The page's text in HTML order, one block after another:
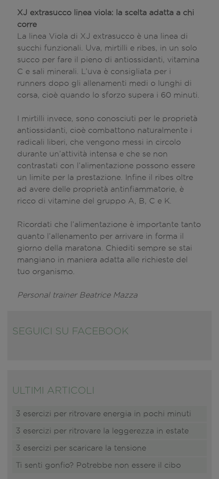
XJ extrasucco linea viola: la scelta adatta a chi
corre
La linea Viola di XJ extrasucco è una linea di
succhi funzionali. Uva, mirtilli e ribes, in un solo
succo per fare il pieno di antiossidanti, vitamina
C e sali minerali. L’uva è consigliata per i
runners dopo gli allenamenti medi o lunghi di
corsa, cioè quando lo sforzo supera i 60 minuti.
I mirtilli invece, sono conosciuti per le proprietà
antiossidanti, cioè combattono naturalmente i
radicali liberi, che vengono messi in circolo
durante un’attività intensa e che se non
contrastati con l’alimentazione possono essere
un limite per la prestazione. Infine il ribes oltre
ad avere delle proprietà antinfiammatorie, è
ricco di vitamine del gruppo A, B, C e K.
Ricordati che l’alimentazione è importante tanto
quanto l’allenamento per arrivare in forma il
giorno della maratona. Chiediti sempre se stai
mangiano in maniera adatta alle richieste del
tuo organismo.
Personal trainer Beatrice Mazza
SEGUICI SU FACEBOOK
ULTIMI ARTICOLI
3 esercizi per ritrovare energia in pochi minuti
3 esercizi per ritrovare la leggerezza in estate
3 esercizi per scaricare la tensione
Ti senti gonfio? Potrebbe non essere il cibo